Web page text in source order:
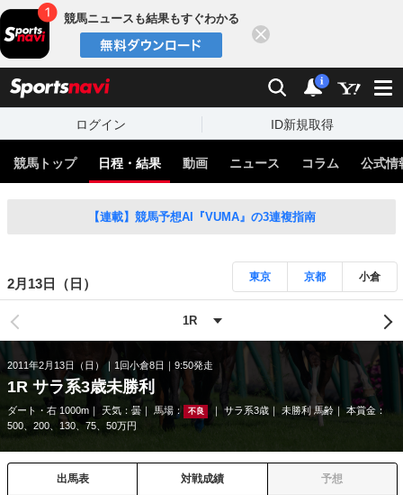
競馬ニュースも結果もすぐわかる
検索 通知
i
ログイン ID新規取得
競馬トップ 日程・結果 動画 ニュース コラム 公式情
【連載】競馬予想AI『VUMA』の3連複指南
2月13日（日） 東京 京都 小倉
2011年2月13日（日） 1回小倉8日 9:50発走
1R サラ系3歳未勝利
ダート・右 1000m 天気： 曇 馬場： 不良 サラ系3歳 未勝利 馬齢
本賞金：
500、200、130、75、50万円
出馬表 対戦成績 予想